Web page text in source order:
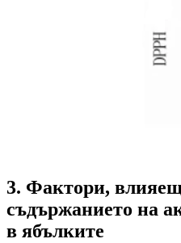
3. Фактори,
съдържанието на
в ябълките